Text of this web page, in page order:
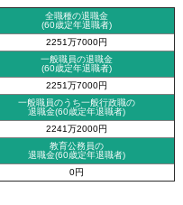
全職種の退職金
(60歳定年退職者)
2251万7000円
一般職員の退職金
(60歳定年退職者)
2251万7000円
一般職員のうち一般行政職の
退職金(60歳定年退職者)
2241万2000円
教育公務員の
退職金(60歳定年退職者)
0円